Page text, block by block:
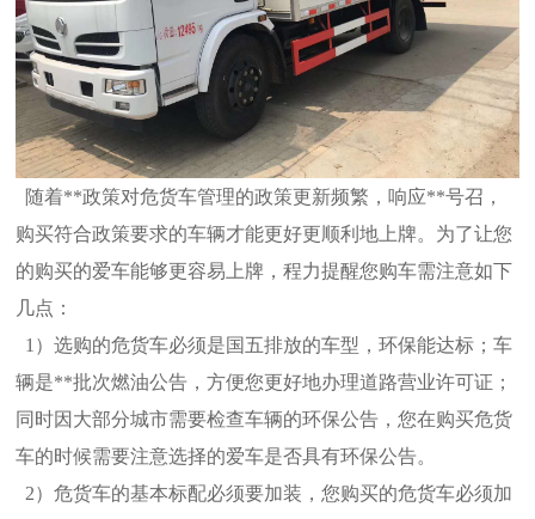
随着**政策对危货车管理的政策更新频繁，响应**号召，
购买符合政策要求的车辆才能更好更顺利地上牌。为了让您
的购买的爱车能够更容易上牌，程力提醒您购车需注意如下
几点：
1）选购的危货车必须是国五排放的车型，环保能达标；车
辆是**批次燃油公告，方便您更好地办理道路营业许可证；
同时因大部分城市需要检查车辆的环保公告，您在购买危货
车的时候需要注意选择的爱车是否具有环保公告。
2）危货车的基本标配必须要加装，您购买的危货车必须加